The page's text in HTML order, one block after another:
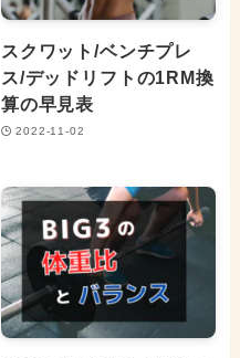
スクワット/ベンチプレ
ス/デッドリフトの1RM換
算の早見表
2022-11-02